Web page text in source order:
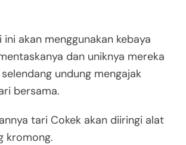
akan menggunakan kebaya
dan uniknya mereka
undung mengajak
bersama.
tari Cokek akan diiringi alat
kromong.